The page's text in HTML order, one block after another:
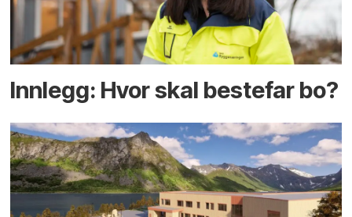
Innlegg: Hvor skal bestefar bo?